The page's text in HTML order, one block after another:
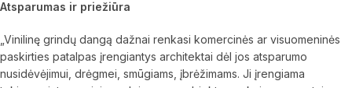
Atsparumas ir priežiūra
„Vinilinę grindų dangą dažnai renkasi komercinės ar visuomeninės
paskirties patalpas įrengiantys architektai dėl jos atsparumo
nusidėvėjimui, drėgmei, smūgiams, įbrėžimams. Ji įrengiama